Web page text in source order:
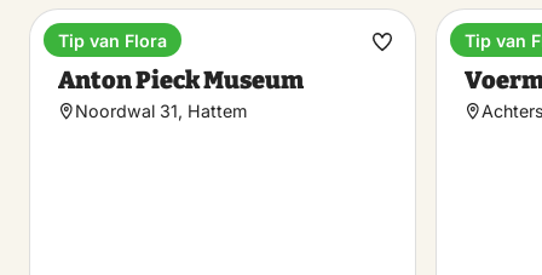
Museum
Anton Pieck Museum
Noordwal 31, Hattem
Tip van Flora
Favorit
Tip van